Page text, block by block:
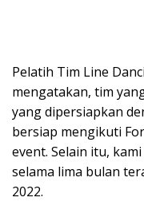
Pelatih Tim Line
mengatakan, tim
yang dipersiapkan
bersiap mengikuti
event. Selain itu,
selama lima bulan
2022.